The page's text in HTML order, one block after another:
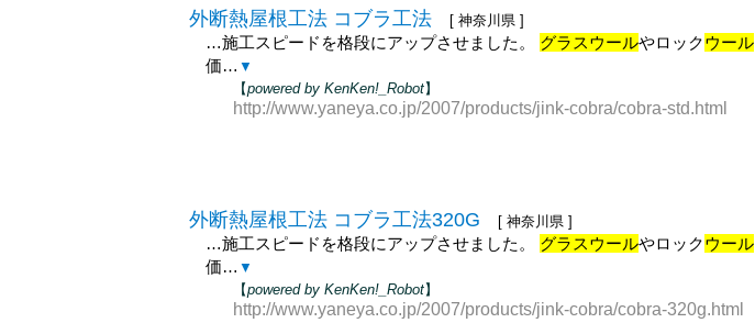
外断熱屋根工法 コブラ工法 [ 神奈川県 ]
…施工スピードを格段にアップさせました。 グラスウールやロックウール
価… ▼
【powered by KenKen!_Robot】
http://www.yaneya.co.jp/2007/products/jink-cobra/cobra-std.html
外断熱屋根工法 コブラ工法320G [ 神奈川県 ]
…施工スピードを格段にアップさせました。 グラスウールやロックウール
価… ▼
【powered by KenKen!_Robot】
http://www.yaneya.co.jp/2007/products/jink-cobra/cobra-320g.html